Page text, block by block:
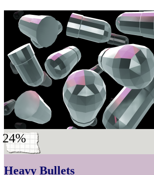
24%
Heavy Bullets